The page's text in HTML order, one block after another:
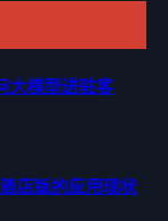
大模型进驻客
店版的应用现状